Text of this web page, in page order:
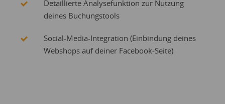
Detaillierte Analysefunktion zur Nutzung
deines Buchungstools
Social-Media-Integration (Einbindung deines
Webshops auf deiner Facebook-Seite)